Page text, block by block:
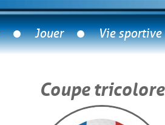
Jouer Vie sportive
Coupe tricolore